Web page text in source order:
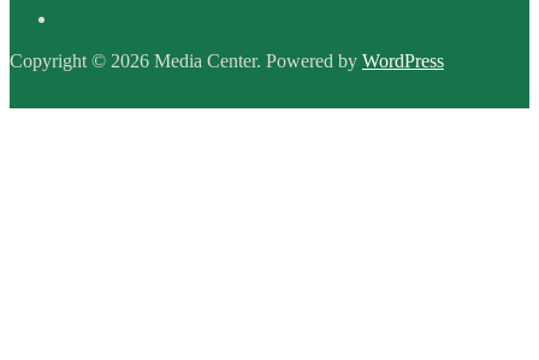
Copyright © 2026 Media Center. Powered by WordPress